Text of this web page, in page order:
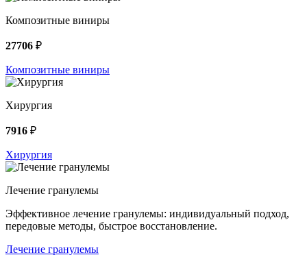
Композитные виниры
27706 ₽
Композитные виниры
Хирургия
7916 ₽
Хирургия
Лечение гранулемы
Эффективное лечение гранулемы: индивидуальный подход,
передовые методы, быстрое восстановление.
Лечение гранулемы